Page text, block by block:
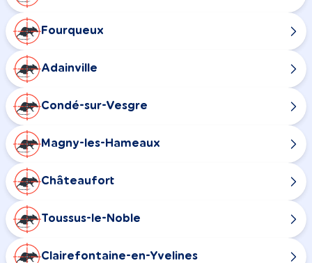
Fourqueux
Adainville
Condé-sur-Vesgre
Magny-les-Hameaux
Châteaufort
Toussus-le-Noble
Clairefontaine-en-Yvelines